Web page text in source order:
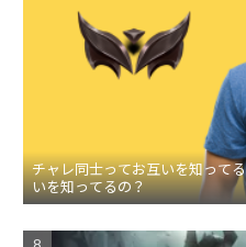
チャレ同士ってお互いを知って
いを知ってるの？